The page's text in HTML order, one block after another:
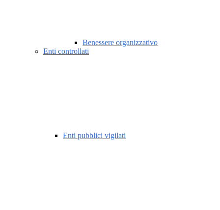
Benessere organizzativo
Enti controllati
Enti pubblici vigilati